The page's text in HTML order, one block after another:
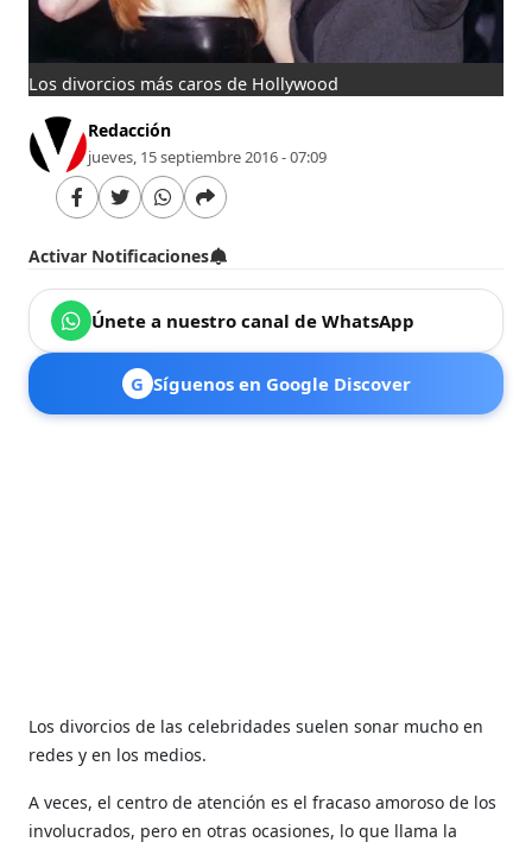
Los divorcios más caros de Hollywood
Redacción
jueves, 15 septiembre 2016 - 07:09
Activar Notificaciones
Únete a nuestro canal de WhatsApp
G Síguenos en Google Discover
Los divorcios de las celebridades suelen sonar mucho en
redes y en los medios.
A veces, el centro de atención es el fracaso amoroso de los
involucrados, pero en otras ocasiones, lo que llama la